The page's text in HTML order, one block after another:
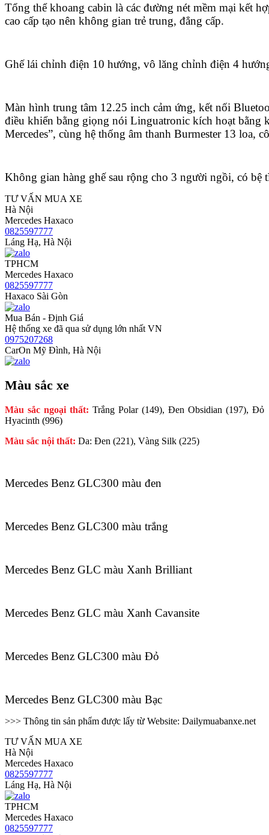
Tổng thể khoang cabin là các đường nét mềm mại kết
cao cấp tạo nên không gian trẻ trung, đẳng cấp.
Ghế lái chỉnh điện 10 hướng, vô lăng chỉnh điện 4
Màn hình trung tâm 12.25 inch cảm ứng, kết nối
điều khiển bằng giọng nói Linguatronic kích hoạt bằng
Mercedes”, cùng hệ thống âm thanh Burmester 13 loa,
Không gian hàng ghế sau rộng cho 3 người ngồi, có bệ
TƯ VẤN MUA XE
Hà Nội
Mercedes Haxaco
0825597777
Láng Hạ, Hà Nội
TPHCM
Mercedes Haxaco
0825597777
Haxaco Sài Gòn
Mua Bán - Định Giá
Hệ thống xe đã qua sử dụng lớn nhất VN
0975207268
CarOn Mỹ Đình, Hà Nội
Màu sắc xe
Màu sắc ngoại thất: Trắng Polar (149), Đen Obsidian (197), Đỏ
Hyacinth (996)
Màu sắc nội thất: Da: Đen (221), Vàng Silk (225)
Mercedes Benz GLC300 màu đen
Mercedes Benz GLC300 màu trắng
Mercedes Benz GLC màu Xanh Brilliant
Mercedes Benz GLC màu Xanh Cavansite
Mercedes Benz GLC300 màu Đỏ
Mercedes Benz GLC300 màu Bạc
>>> Thông tin sản phẩm được lấy từ Website: Dailymuabanxe.net
TƯ VẤN MUA XE
Hà Nội
Mercedes Haxaco
0825597777
Láng Hạ, Hà Nội
TPHCM
Mercedes Haxaco
0825597777